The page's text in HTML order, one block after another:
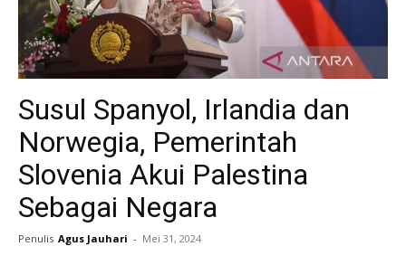
Susul Spanyol, Irlandia dan
Norwegia, Pemerintah
Slovenia Akui Palestina
Sebagai Negara
Penulis Agus Jauhari - Mei 31, 2024